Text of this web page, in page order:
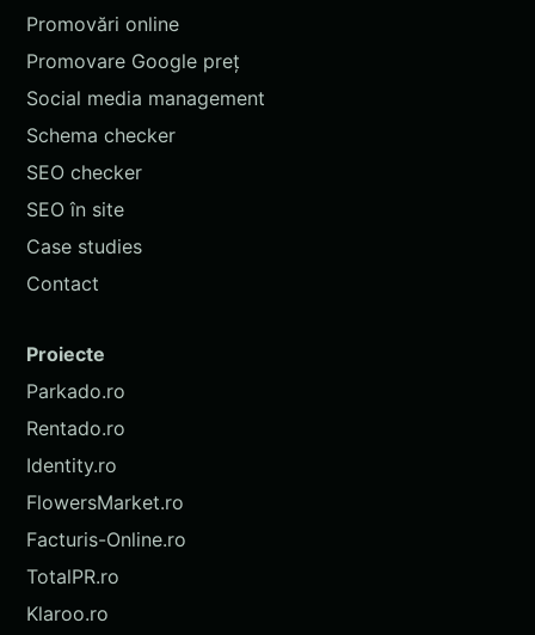
Promovări online
Promovare Google preț
Social media management
Schema checker
SEO checker
SEO în site
Case studies
Contact
Proiecte
Parkado.ro
Rentado.ro
Identity.ro
FlowersMarket.ro
Facturis-Online.ro
TotalPR.ro
Klaroo.ro